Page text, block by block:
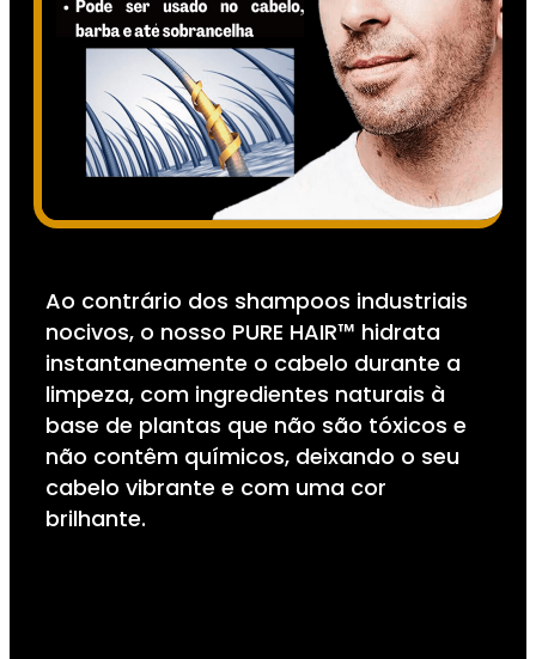
Ao contrário dos shampoos industriais
nocivos, o nosso PURE HAIR™ hidrata
instantaneamente o cabelo durante a
limpeza, com ingredientes naturais à
base de plantas que não são tóxicos e
não contêm químicos, deixando o seu
cabelo vibrante e com uma cor
brilhante.